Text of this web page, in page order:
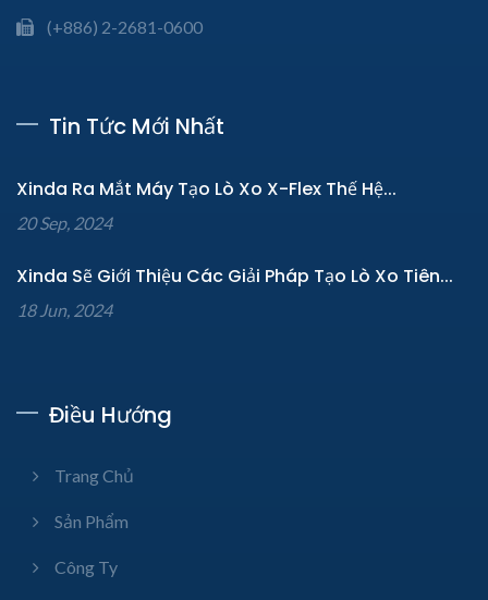
(+886) 2-2681-0600
Tin Tức Mới Nhất
Xinda Ra Mắt Máy Tạo Lò Xo X-Flex Thế Hệ...
20 Sep, 2024
Xinda Sẽ Giới Thiệu Các Giải Pháp Tạo Lò Xo Tiên...
18 Jun, 2024
Điều Hướng
Trang Chủ
Sản Phẩm
Công Ty